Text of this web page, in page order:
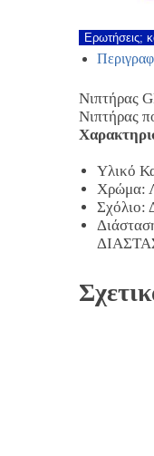
Ερωτήσεις;
Νιπτήρας
Νιπτήρας
Υλικό
Χρώμα: